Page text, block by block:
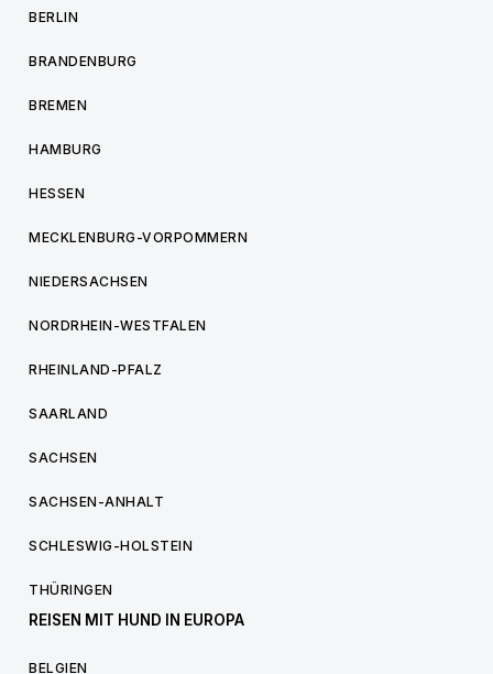
BERLIN
BRANDENBURG
BREMEN
HAMBURG
HESSEN
MECKLENBURG-VORPOMMERN
NIEDERSACHSEN
NORDRHEIN-WESTFALEN
RHEINLAND-PFALZ
SAARLAND
SACHSEN
SACHSEN-ANHALT
SCHLESWIG-HOLSTEIN
THÜRINGEN
REISEN MIT HUND IN EUROPA
BELGIEN